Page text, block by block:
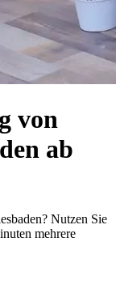
von
ab
Nutzen Sie
mehrere